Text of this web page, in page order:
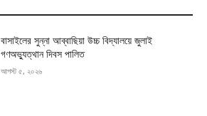
বাসাইলের সুন্না আব্বাছিয়া উচ্চ বিদ্যালয়ে জুলাই
গণঅভ্যুত্থান দিবস পালিত
আগস্ট ৫, ২০২৬